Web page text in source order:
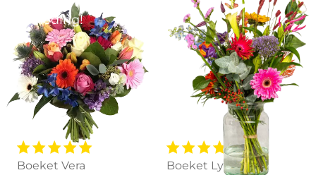
Aanbieding!
Boeket Vera Boeket Lynn